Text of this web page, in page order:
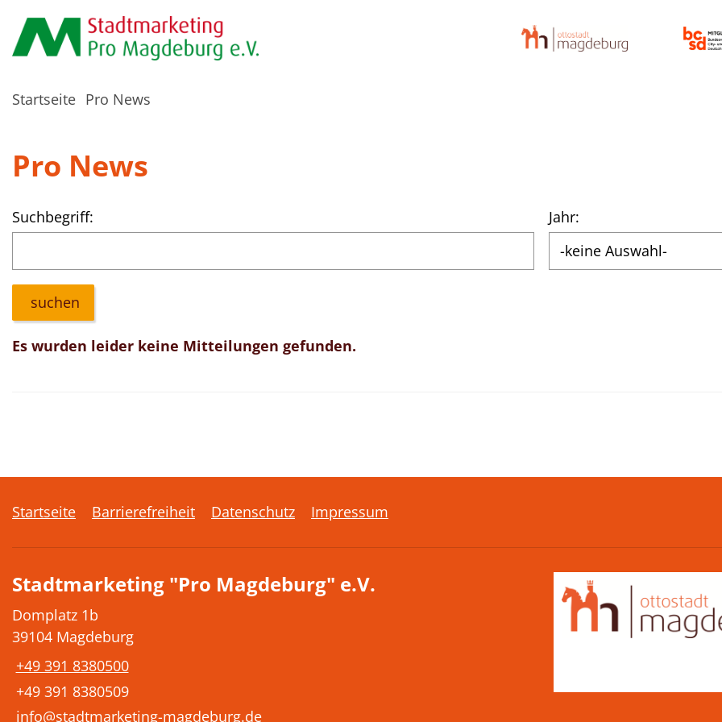
Startseite Pro News
Pro News
Suchbegriff: Jahr:
suchen
Es wurden leider keine Mitteilungen gefunden.
Startseite Barrierefreiheit Datenschutz Impressum
Stadtmarketing "Pro Magdeburg" e.V.
Domplatz 1b
39104 Magdeburg
+49 391 8380500
+49 391 8380509
info@stadtmarketing-magdeburg.de